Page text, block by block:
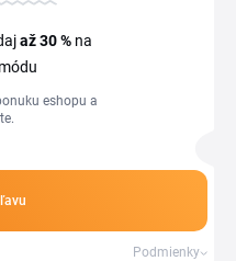
až 30 % na
eshopu a
Podmienky